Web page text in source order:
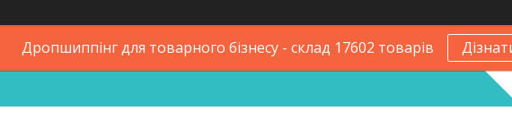
Дропшиппінг для товарного бізнесу - склад 17602 товарів